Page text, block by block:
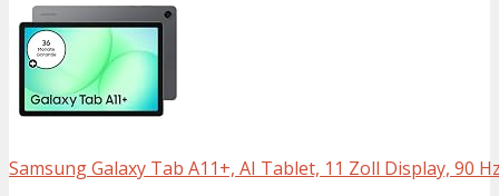
Samsung Galaxy Tab A11+, AI Tablet, 11 Zoll Display, 90